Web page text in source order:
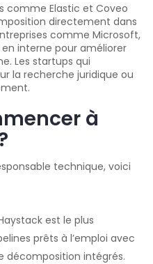
comme Elastic et Coveo
directement dans
comme Microsoft,
interne pour améliorer
Les startups qui
la recherche juridique ou
à
technique, voici
est le plus
prêts à l’emploi avec
décomposition intégrés.